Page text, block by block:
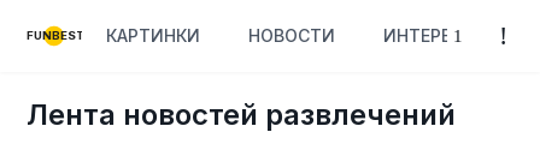
FUNBEST КАРТИНКИ НОВОСТИ ИНТЕРЕСНОЕ
Лента новостей развлечений